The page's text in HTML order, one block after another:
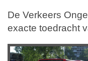
De Verkeers
exacte toedracht